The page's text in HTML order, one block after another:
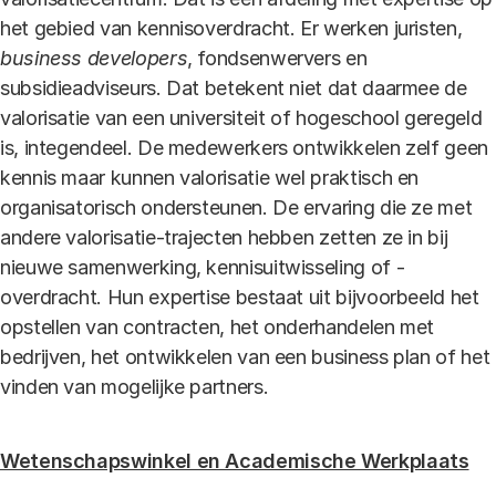
het gebied van kennisoverdracht. Er werken juristen,
business developers, fondsenwervers en
subsidieadviseurs. Dat betekent niet dat daarmee de
valorisatie van een universiteit of hogeschool geregeld
is, integendeel. De medewerkers ontwikkelen zelf geen
kennis maar kunnen valorisatie wel praktisch en
organisatorisch ondersteunen. De ervaring die ze met
andere valorisatie-trajecten hebben zetten ze in bij
nieuwe samenwerking, kennisuitwisseling of -
overdracht. Hun expertise bestaat uit bijvoorbeeld het
opstellen van contracten, het onderhandelen met
bedrijven, het ontwikkelen van een business plan of het
vinden van mogelijke partners.
Wetenschapswinkel en Academische Werkplaats